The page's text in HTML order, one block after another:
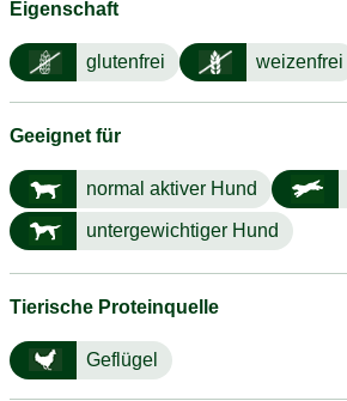
Eigenschaft
glutenfrei weizenfrei
Geeignet für
normal aktiver Hund
untergewichtiger Hund
Tierische Proteinquelle
Geflügel